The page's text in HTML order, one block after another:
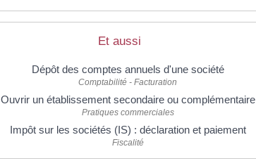
Et aussi
Dépôt des comptes annuels d'une société
Comptabilité - Facturation
Ouvrir un établissement secondaire ou complémentaire
Pratiques commerciales
Impôt sur les sociétés (IS) : déclaration et paiement
Fiscalité